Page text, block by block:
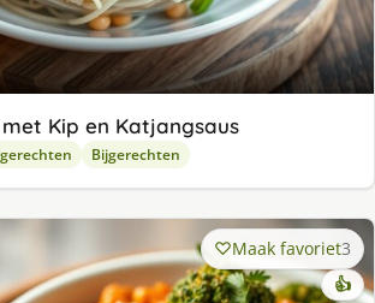
Kip en Katjangsaus
Bijgerechten
Maak favoriet3
👍